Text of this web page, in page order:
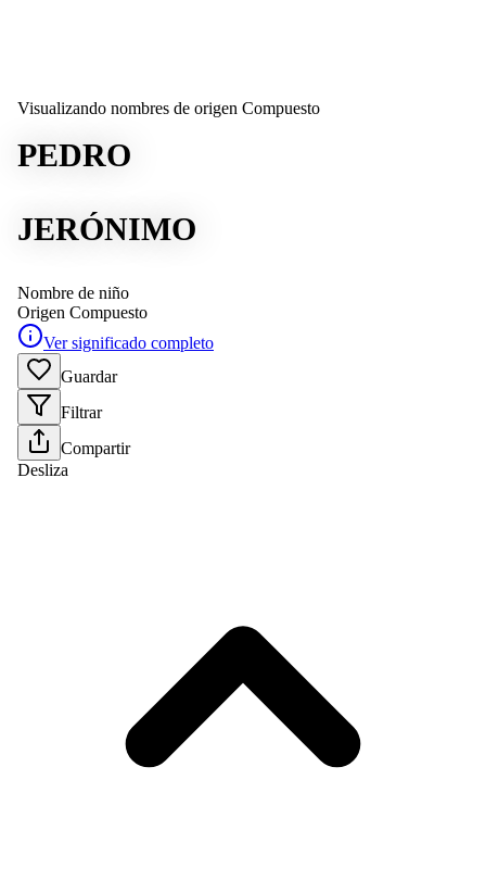
Visualizando nombres de origen Compuesto
PEDRO
JERÓNIMO
Nombre de niño
Origen Compuesto
Ver significado completo
Guardar
Filtrar
Compartir
Desliza